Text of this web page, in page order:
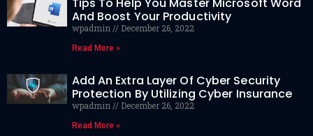
And Boost Your Productivity
wpadmin December 26, 2022
Read More »
Add An Extra Layer Of Cyber Security
Protection By Utilizing Cyber Insurance
wpadmin December 26, 2022
Read More »